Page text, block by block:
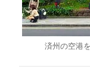
済州の空港